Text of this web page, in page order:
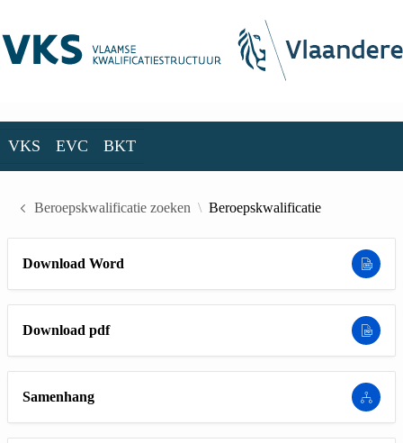
VKS EVC BKT
Beroepskwalificatie zoeken Beroepskwalificatie
Download Word
Download pdf
Samenhang